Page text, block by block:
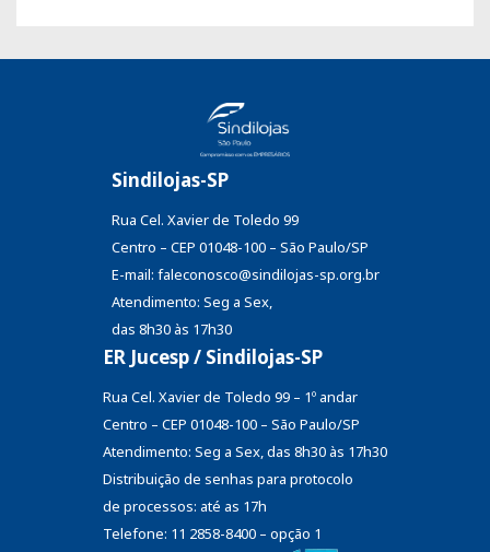
Sindilojas-SP
Rua Cel. Xavier de Toledo 99
Centro – CEP 01048-100 – São Paulo/SP
E-mail: faleconosco@sindilojas-sp.org.br
Atendimento: Seg a Sex,
das 8h30 às 17h30
ER Jucesp / Sindilojas-SP
Rua Cel. Xavier de Toledo 99 – 1º andar
Centro – CEP 01048-100 – São Paulo/SP
Atendimento: Seg a Sex, das 8h30 às 17h30
Distribuição de senhas para protocolo
de processos: até as 17h
Telefone: 11 2858-8400 – opção 1